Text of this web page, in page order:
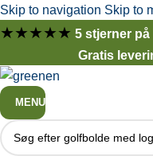
Skip to navigation Skip to
★★★★★ 5 stjerner
Gratis
MENU